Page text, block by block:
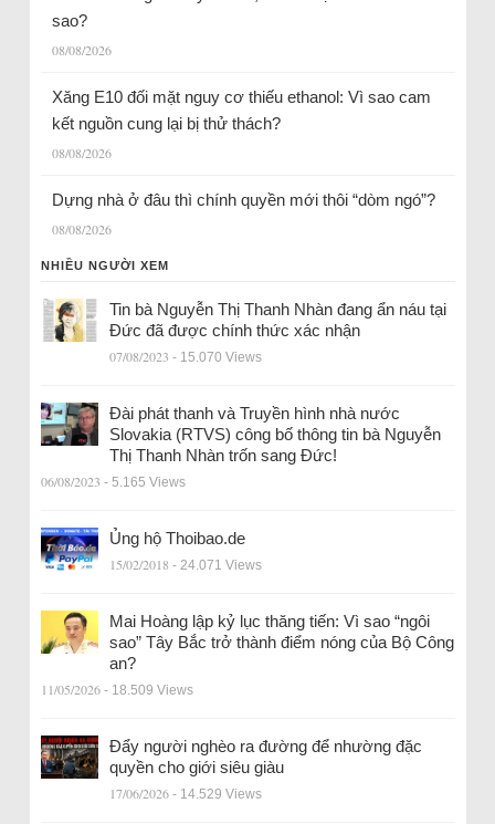
sao?
08/08/2026
Xăng E10 đối mặt nguy cơ thiếu ethanol: Vì sao cam
kết nguồn cung lại bị thử thách?
08/08/2026
Dựng nhà ở đâu thì chính quyền mới thôi “dòm ngó”?
08/08/2026
NHIỀU NGƯỜI XEM
Tin bà Nguyễn Thị Thanh Nhàn đang ẩn náu tại
Đức đã được chính thức xác nhận
07/08/2023 - 15.070 Views
Đài phát thanh và Truyền hình nhà nước
Slovakia (RTVS) công bố thông tin bà Nguyễn
Thị Thanh Nhàn trốn sang Đức!
06/08/2023 - 5.165 Views
Ủng hộ Thoibao.de
15/02/2018 - 24.071 Views
Mai Hoàng lập kỷ lục thăng tiến: Vì sao “ngôi
sao” Tây Bắc trở thành điểm nóng của Bộ Công
an?
11/05/2026 - 18.509 Views
Đẩy người nghèo ra đường để nhường đặc
quyền cho giới siêu giàu
17/06/2026 - 14.529 Views